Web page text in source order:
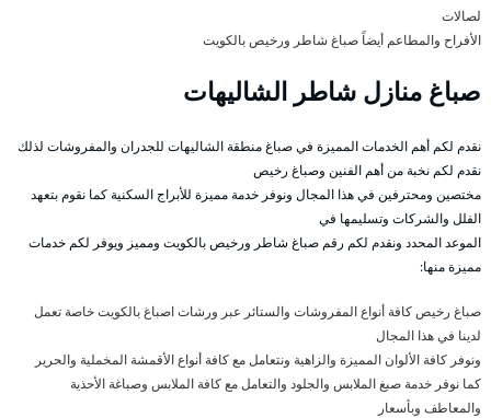
لصالات
الأفراح والمطاعم أيضاً صباغ شاطر ورخيص بالكويت
صباغ منازل شاطر الشاليهات
نقدم لكم أهم الخدمات المميزة في صباغ منطقة الشاليهات للجدران والمفروشات لذلك
نقدم لكم نخبة من أهم الفنين وصباغ رخيص
مختصين ومحترفين في هذا المجال ونوفر خدمة مميزة للأبراج السكنية كما نقوم بتعهد
الفلل والشركات وتسليمها في
الموعد المحدد ونقدم لكم رقم صباغ شاطر ورخيص بالكويت ومميز ويوفر لكم خدمات
مميزة منها:
صباغ رخيص كافة أنواع المفروشات والستائر عبر ورشات اصباغ بالكويت خاصة تعمل
لدينا في هذا المجال
ونوفر كافة الألوان المميزة والزاهية ونتعامل مع كافة أنواع الأقمشة المخملية والحرير
كما نوفر خدمة صبغ الملابس والجلود والتعامل مع كافة الملابس وصباغة الأحذية
والمعاطف وبأسعار